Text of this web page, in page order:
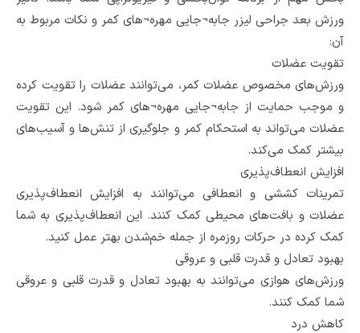
ورزش بعد جراحی لیزر جابه¬جایی مهره¬های کمر و نکات مربوط به
آن:
تقویت عضلات
ورزش‌های مخصوص عضلات کمر، می‌توانند عضلات را تقویت کرده
و موجب حمایت از جابه¬جایی مهره¬های کمر شود. این تقویت
عضلات می‌تواند به استحکام کمر و جلوگیری از تنش‌ها و آسیب‌های
بیشتر کمک می‌کند.
افزایش انعطاف‌پذیری
تمرینات کششی و انعطافی می‌توانند به افزایش انعطاف‌پذیری
عضلات و بافت‌های محیطی کمک کنند. این انعطاف‌پذیری به شما
کمک کرده در حرکات روزمره از جمله خم‌شدن بهتر عمل کنید.
بهبود تعادل و قدرت قلبی و عروقی
ورزش‌های هوازی می‌توانند به بهبود تعادل و قدرت قلبی و عروقی
شما کمک کنند.
کاهش درد